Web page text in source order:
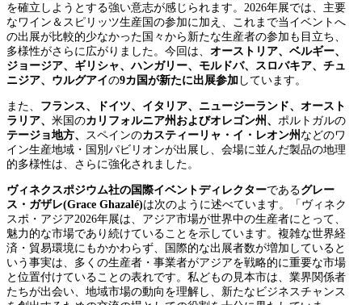
を確立しようとする強い意志が感じられます。2026年展では、主要
なワイン＆スピリッツ生産国の参加に加え、これまで当イベントへ
の出展が比較的少なかった国々から新たな生産者の参加も目立ち、
多様性がさらに広がりました。今回は、 オーストリア、ベルギー、
ジョージア、ギリシャ、ハンガリー、モルドバ、スロバキア、チュ
ニジア、ウルグアイの9カ国が新たに出展参加 しています。
また、 フランス、ドイツ、イタリア、ニュージーランド、オースト
ラリア、 米国のカリフォルニア州およびオレゴン州、 ポルトガルの
テージョ地方、
スペインのカスティーリャ・イ・レオン州 などのワ
イン生産地域・国別パビリオンが出展し、会場に並んだ製品の地理
的多様性は、さらに強化されました。
ヴィネクスポジウム社の国際イベントディレクターであるグレー
ス・ガザレ(Grace Ghazalé)は次のように述べています。「ヴィネク
スポ・アジア2026年展は、アジア市場が世界中の生産者にとって、
魅力的な市場であり続けていることを示しています。複雑な世界経
済・貿易環境にもかかわらず、国際的な出展者数が増加していると
いう事実は、多くの生産者・事業者がアジアを戦略的に重要な市場
と位置付けていることの表れです。私どもの見本市は、業界関係者
たちが出会い、地域市場の動向を理解し、新たなビジネスチャンス